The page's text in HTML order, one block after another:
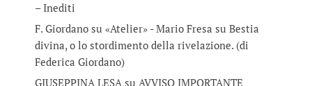
– Inediti
F. Giordano su «Atelier» - Mario Fresa su Bestia
divina, o lo stordimento della rivelazione. (di
Federica Giordano)
GIUSEPPINA LESAsu AVVISO IMPORTANTE